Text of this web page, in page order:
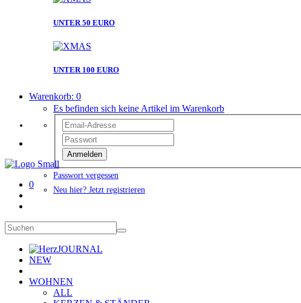
UNTER 50 EURO
UNTER 100 EURO
Warenkorb: 0
Es befinden sich keine Artikel im Warenkorb
Anmelden
Passwort vergessen
Neu hier? Jetzt registrieren
0
JOURNAL
NEW
WOHNEN
ALL